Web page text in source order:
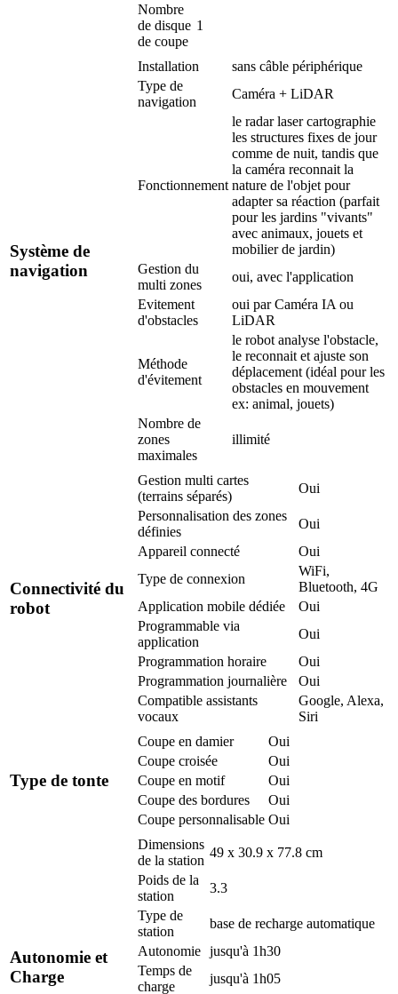
Nombre
de disque
de coupe
1
Système de
navigation
Installation
sans câble périphérique
Type de
navigation
Caméra + LiDAR
Fonctionnement
le radar laser cartographie
les structures fixes de jour
comme de nuit, tandis que
la caméra reconnait la
nature de l'objet pour
adapter sa réaction (parfait
pour les jardins "vivants"
avec animaux, jouets et
mobilier de jardin)
Gestion du
multi zones
oui, avec l'application
Evitement
d'obstacles
oui par Caméra IA ou
LiDAR
Méthode
d'évitement
le robot analyse l'obstacle,
le reconnait et ajuste son
déplacement (idéal pour les
obstacles en mouvement
ex: animal, jouets)
Nombre de
zones
maximales
illimité
Connectivité du
robot
Gestion multi cartes
(terrains séparés)
Oui
Personnalisation des zones
définies
Oui
Appareil connecté
Oui
Type de connexion
WiFi,
Bluetooth, 4G
Application mobile dédiée
Oui
Programmable via
application
Oui
Programmation horaire
Oui
Programmation journalière
Oui
Compatible assistants
vocaux
Google, Alexa,
Siri
Type de tonte
Coupe en damier
Oui
Coupe croisée
Oui
Coupe en motif
Oui
Coupe des bordures
Oui
Coupe personnalisable Oui
Autonomie et
Charge
Dimensions
de la station
49 x 30.9 x 77.8 cm
Poids de la
station
3.3
Type de
station
base de recharge automatique
Autonomie jusqu'à 1h30
Temps de
charge
jusqu'à 1h05